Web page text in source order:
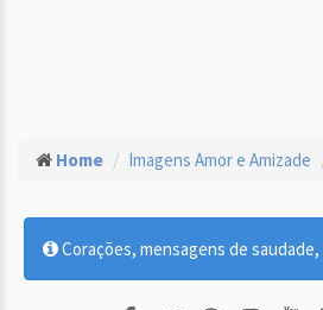
Home Imagens Amor e Amizade
Corações, mensagens de saudade,